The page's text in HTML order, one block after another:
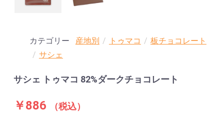
カテゴリー 産地別 / トゥマコ / 板チョコレート
/ サシェ
サシェ トゥマコ 82%ダークチョコレート
￥886 （税込）